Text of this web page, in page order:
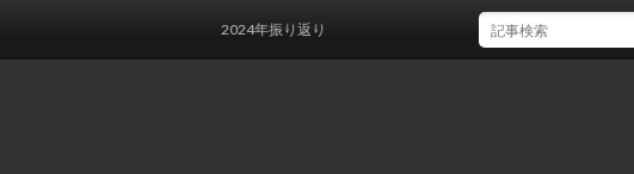
2024年振り返り